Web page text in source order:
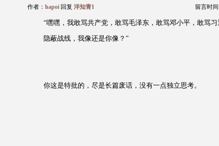
作者： hapoi 回复 洋知青1 留言时间
“嘿嘿，我敢骂共产党，敢骂毛泽东，敢骂邓小平，敢骂
隐蔽战线，我像还是你像？”
你这是特批的，尽是长篇废话，没有一点独立思考。